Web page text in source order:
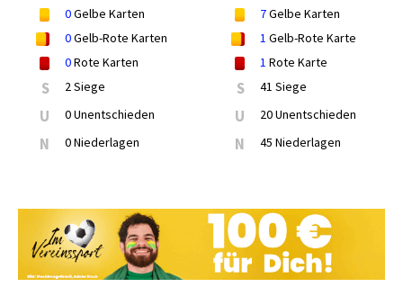
0Gelbe Karten
0Gelb-Rote Karten
0Rote Karten
S 2 Siege
U 0 Unentschieden
N 0 Niederlagen
7Gelbe Karten
1 Gelb-Rote Karte
1 Rote Karte
S 41 Siege
U 20 Unentschieden
N 45 Niederlagen